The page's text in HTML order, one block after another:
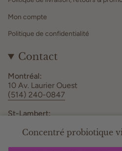
Concentré probiotique
Mon compte
Politique de confidentialité
Contact
Montréal:
10 Av. Laurier Ouest
(514) 240-0847
St-Lambert:
(438) 813-1246
Heures d'ouverture